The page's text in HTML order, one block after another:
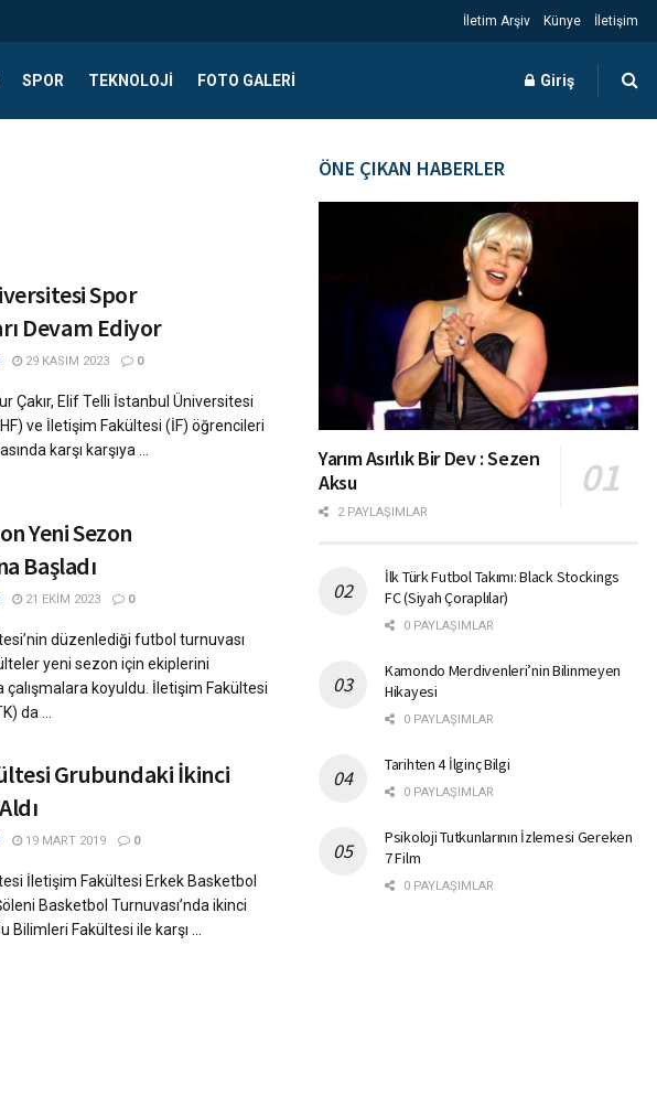
İletim Arşiv Künye İletişim
SPOR TEKNOLOJI FOTO GALERI Giriş
Spor
Devam Ediyor
29 KASIM 2023 0
Çakır, Elif Telli İstanbul Üniversitesi
ve İletişim Fakültesi (İF) öğrencileri
karşı karşıya ...
Yeni Sezon
Başladı
21 EKIM 2023 0
düzenlediği futbol turnuvası
yeni sezon için ekiplerini
çalışmalara koyuldu. İletişim Fakültesi
da ...
Grubundaki İkinci
19 MART 2019 0
İletişim Fakültesi Erkek Basketbol
Basketbol Turnuvası’nda ikinci
Bilimleri Fakültesi ile karşı ...
ÖNE ÇIKAN HABERLER
Yarım Asırlık Bir Dev : Sezen
Aksu
2 PAYLAŞIMLAR
İlk Türk Futbol Takımı: Black Stockings
FC (Siyah Çoraplılar)
0 PAYLAŞIMLAR
Kamondo Merdivenleri’nin Bilinmeyen
Hikayesi
0 PAYLAŞIMLAR
Tarihten 4 İlginç Bilgi
0 PAYLAŞIMLAR
Psikoloji Tutkunlarının İzlemesi Gereken
7 Film
0 PAYLAŞIMLAR